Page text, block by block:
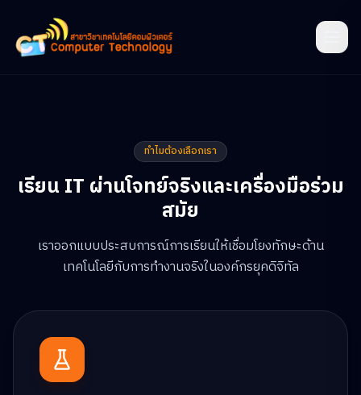
ทำไมต้องเลือกเรา
เรียน IT ผ่านโจทย์จริงและเครื่องมือร่วม
สมัย
เราออกแบบประสบการณ์การเรียนให้เชื่อมโยงทักษะด้าน
เทคโนโลยีกับการทำงานจริงในองค์กรยุคดิจิทัล